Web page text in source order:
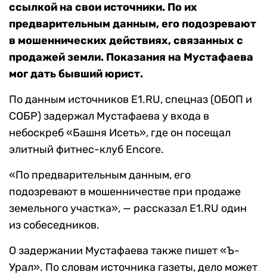
ссылкой на свои источники. По их
предварительным данным, его подозревают
в мошеннических действиях, связанных с
продажей земли. Показания на Мустафаева
мог дать бывший юрист.
По данным источников E1.RU, спецназ (ОБОП и
СОБР) задержал Мустафаева у входа в
небоскреб «Башня Исеть», где он посещал
элитный фитнес-клуб Encore.
«По предварительным данным, его
подозревают в мошенничестве при продаже
земельного участка», — рассказал E1.RU один
из собеседников.
О задержании Мустафаева также пишет «Ъ-
Урал». По словам источника газеты, дело может